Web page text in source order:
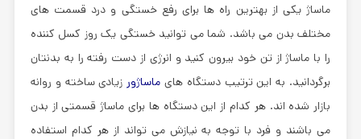
ماساژ یکی از بهترین راه ها برای رفع خستگی و درد قسمت های
مختلف بدن می باشد. شما می توانید خستگی یک روز کسل کننده
را با ماساژ از تن خود بیرون کنید و انرژی از دست رفته را به بدنتان
برگردانید. به این ترتیب دستگاه های ماساژور زیادی ساخته و روانه
بازار شده اند. هر کدام از این دستگاه ها برای ماساژ قسمتی از بدن
می باشند و فرد با توجه به نیازش می تواند از هر کدام استفاده